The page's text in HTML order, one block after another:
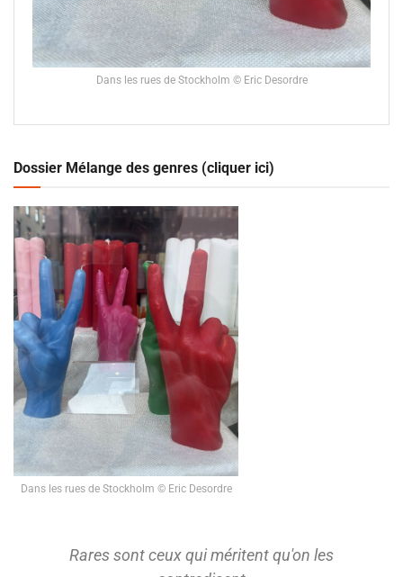
Dans les rues de Stockholm © Eric Desordre
Dossier Mélange des genres (cliquer ici)
Dans les rues de Stockholm © Eric Desordre
Rares sont ceux qui méritent qu'on les